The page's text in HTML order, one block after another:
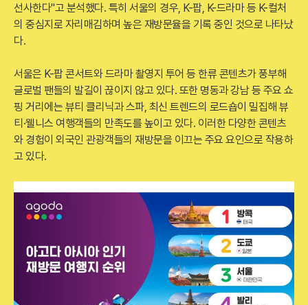
선사한다"고 분석했다. 특히 서울의 경우, K-팝, K-드라마 등 K-컬처
의 중심지로 자리매김하며 높은 재방문율을 기록 중인 것으로 나타났
다.
서울은 K-팝 콘서트와 드라마 촬영지 투어 등 한류 콘텐츠가 풍부해
글로벌 팬들의 발길이 끊이지 않고 있다. 또한 명동과 강남 등 주요 쇼
핑 거리에는 뷰티 클리닉과 스파, 최신 트렌드의 로드숍이 밀집해 뷰
티·웰니스 여행객들의 만족도를 높이고 있다. 이러한 다양한 콘텐츠
와 경험이 외국인 관광객들의 재방문을 이끄는 주요 요인으로 작용하
고 있다.